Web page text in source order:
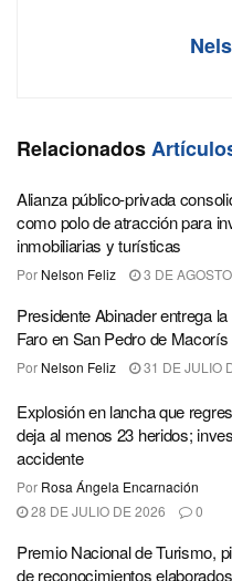
Relacionados
Alianza público-privada
como polo de atracción para
inmobiliarias y turísticas
Por Nelson Feliz 3 DE
Presidente Abinader entrega
Faro en San Pedro de Macorís
Por Nelson Feliz 31 DE JULIO
Explosión en lancha que
deja al menos 23 heridos;
accidente
Por Rosa Ángela Encarnación
28 DE JULIO DE 2026
0
Premio Nacional de Turismo,
de reconocimientos